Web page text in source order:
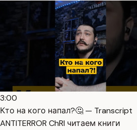
3:00
Кто на кого напал?🤔 — Transcript
ANTITERROR ChRI читаем книги